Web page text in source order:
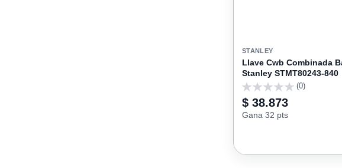
STANLEY
Llave Cwb Combinada
Stanley STMT80243-840
0
(0)
$ 38.873
Gana 32 pts